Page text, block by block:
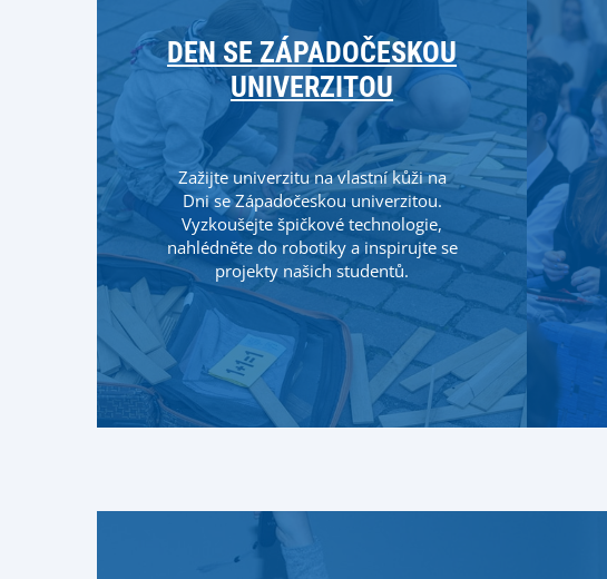
DEN SE ZÁPADOČESKOU
UNIVERZITOU
Zažijte univerzitu na vlastní kůži na
Dni se Západočeskou univerzitou.
Vyzkoušejte špičkové technologie,
nahlédněte do robotiky a inspirujte se
projekty našich studentů.